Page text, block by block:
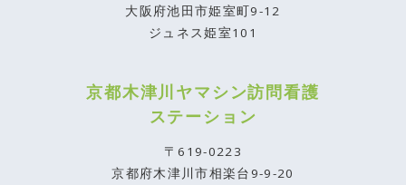
大阪府池田市姫室町9-12
ジュネス姫室101
京都木津川ヤマシン訪問看護
ステーション
〒619-0223
京都府木津川市相楽台9-9-20